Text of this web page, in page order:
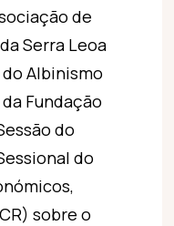
de
Serra Leoa
do Albinismo
Fundação
do
do
sobre o